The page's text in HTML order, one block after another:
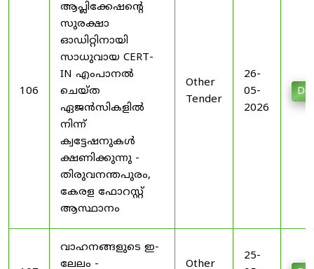
106
ആപ്ലിക്കേഷന്റെ
സുരക്ഷാ
ഓഡിറ്റിനായി
സാധുവായ CERT-
IN എംപാനൽ
ചെയ്ത
ഏജൻസികളിൽ
നിന്ന്
ക്വട്ടേഷനുകൾ
ക്ഷണിക്കുന്നു -
തിരുവനന്തപുരം,
കേരള ഫോറസ്റ്റ്
ആസ്ഥാനം
Other
Tender
26-
05-
2026
വാഹനങ്ങളുടെ ഇ-
ലേലം -
Other
25-